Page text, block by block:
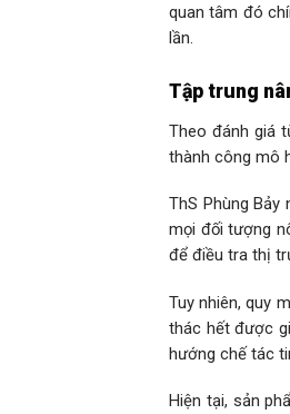
quan tâm đó
lần.
Tập trung
Theo đánh giá
thành công mô
ThS Phùng
mọi đối tượng
để điều tra thị
Tuy nhiên, quy
thác hết được
hướng chế tác
Hiện tại, sản